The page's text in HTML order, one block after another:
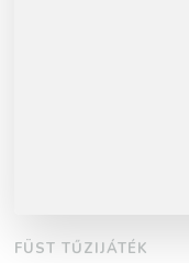
FÜST TŰZIJÁTÉK